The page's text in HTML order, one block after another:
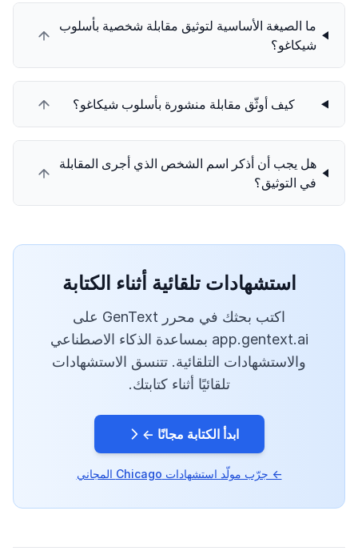
ما الصيغة الأساسية لتوثيق مقابلة شخصية بأسلوب
شيكاغو؟
كيف أوثّق مقابلة منشورة بأسلوب شيكاغو؟
هل يجب أن أذكر اسم الشخص الذي أجرى المقابلة
في التوثيق؟
استشهادات تلقائية أثناء الكتابة
اكتب بحثك في محرر GenText على
app.gentext.ai بمساعدة الذكاء الاصطناعي
والاستشهادات التلقائية. تتنسق الاستشهادات
تلقائيًا أثناء كتابتك.
ابدأ الكتابة مجانًا ←
← جرّب مولّد استشهادات Chicago المجاني